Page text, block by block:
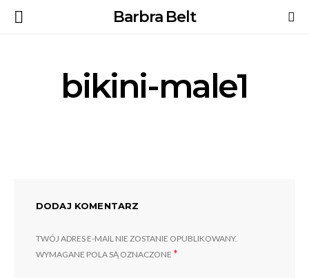
Barbra Belt
bikini-male1
DODAJ KOMENTARZ
TWÓJ ADRES E-MAIL NIE ZOSTANIE OPUBLIKOWANY.
WYMAGANE POLA SĄ OZNACZONE *